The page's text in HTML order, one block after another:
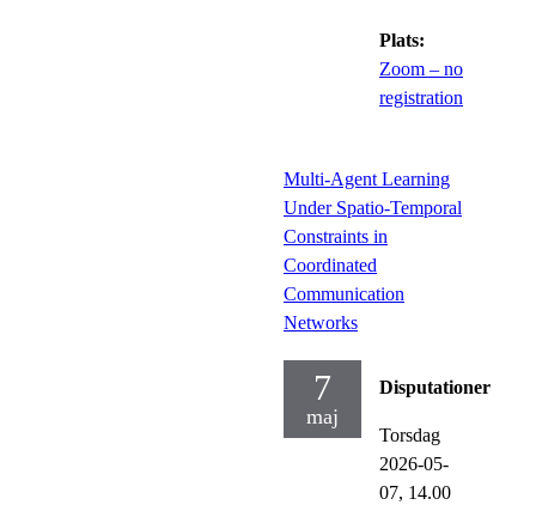
Plats:
Zoom – no
registration
Multi-Agent Learning
Under Spatio-Temporal
Constraints in
Coordinated
Communication
Networks
7
maj
Disputationer
Torsdag
2026-05-
07, 14.00